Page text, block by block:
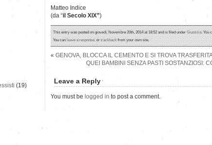
Matteo Indice
(da “il Secolo XIX”)
This entry was posted on giovedì, Novembre 20th, 2014 at 18:52 and is filed underGiustizia. You
You canleave a response, ortrackbackfrom your own site.
« GENOVA, BLOCCA IL CEMENTO E SI TROVA
QUEI BAMBINI SENZA PASTI SOSTANZIOSI:
Leave a Reply
You must be logged in to post a comment.
(19)